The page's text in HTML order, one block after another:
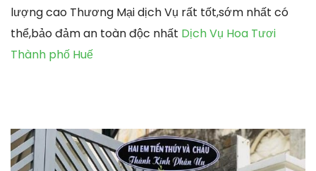
lượng cao Thương Mại dịch Vụ rất tốt,sớm nhất có
thể,bảo đảm an toàn độc nhất Dịch Vụ Hoa Tươi
Thành phố Huế